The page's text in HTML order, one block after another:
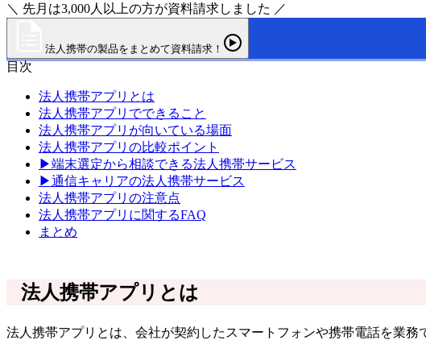
＼ 先月は3,000人以上の方が資料請求しました ／
法人携帯の製品をまとめて資料請求！
目次
法人携帯アプリとは
法人携帯アプリでできること
法人携帯アプリが向いている場面
法人携帯アプリの比較ポイント
▶端末選定から相談できる法人携帯サービス
▶通信キャリアの法人携帯サービス
法人携帯アプリの注意点
法人携帯アプリに関するFAQ
まとめ
法人携帯アプリとは
法人携帯アプリとは、会社が契約したスマートフォンや携帯電話を業